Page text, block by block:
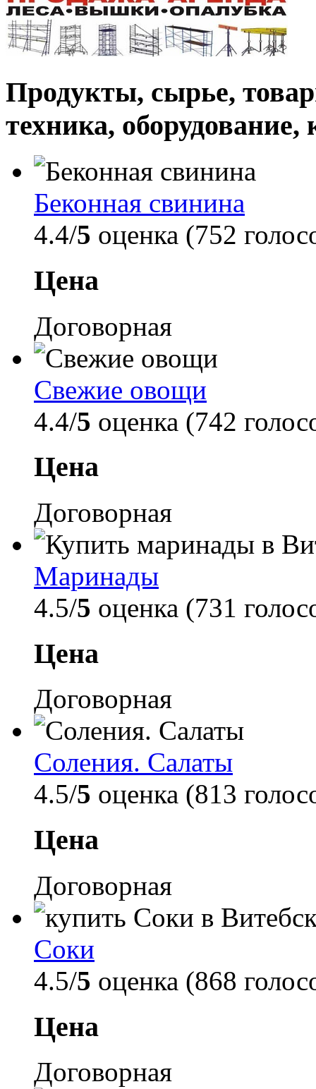
Продукты, сырье,
техника,
Беконная свинина
4.4/5 оценка (752
Цена
Договорная
Свежие овощи
4.4/5 оценка (742
Цена
Договорная
Маринады
4.5/5 оценка (731
Цена
Договорная
Соления. Салаты
4.5/5 оценка (813
Цена
Договорная
Соки
4.5/5 оценка (868
Цена
Договорная